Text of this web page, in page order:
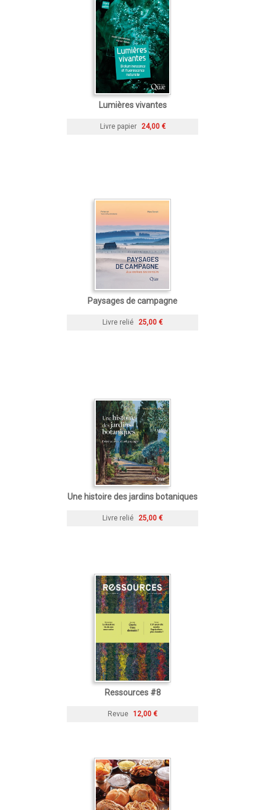
Lumières vivantes
Livre papier 24,00 €
Paysages de campagne
Livre relié 25,00 €
Une histoire des jardins botaniques
Livre relié 25,00 €
Ressources #8
Revue 12,00 €